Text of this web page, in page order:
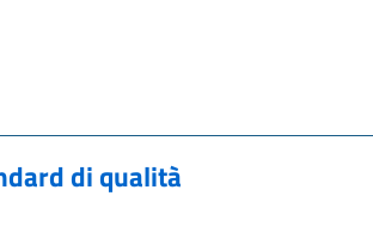
di qualità